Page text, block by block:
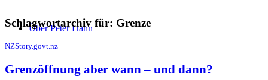
Über Peter Hahn
Schlagwortarchiv für: Grenze
NZStory.govt.nz
Grenzöffnung aber wann – und dann?